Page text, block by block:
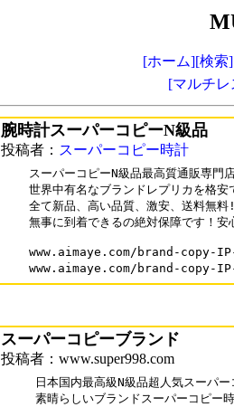
[ホーム][検索]
[マルチ
腕時計スーパーコピーN級品
投稿者： スーパーコピー時計
スーパーコピーN級品最高質通販専門
世界中有名なブランドレプリカを格安
全て新品、高い品質、激安、送料無
無事に到着できるの絶対保障です！安
www.aimaye.com/brand-copy-
www.aimaye.com/brand-copy-IP-
スーパーコピーブランド
投稿者：www.super998.com
日本国内最高級N級品超人気スーパ
素晴らしいブランドスーパーコピー